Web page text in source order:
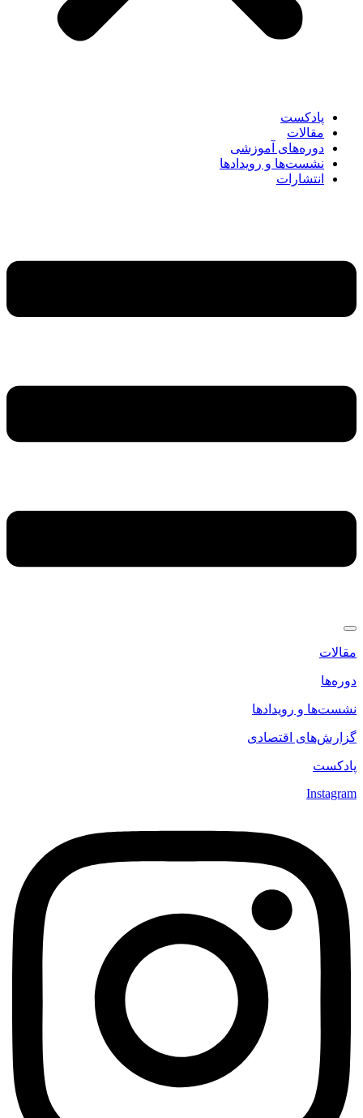
پادکست
مقالات
دوره‌های آموزشی
نشست‌ها و رویدادها
انتشارات
مقالات
دوره‌ها
نشست‌ها و رویدادها
گزارش‌های اقتصادی
پادکست
Instagram